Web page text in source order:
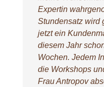
Expertin
Stundensatz wird
jetzt ein
diesem Jahr
Wochen. Jedem
die Workshops
Frau Antropov